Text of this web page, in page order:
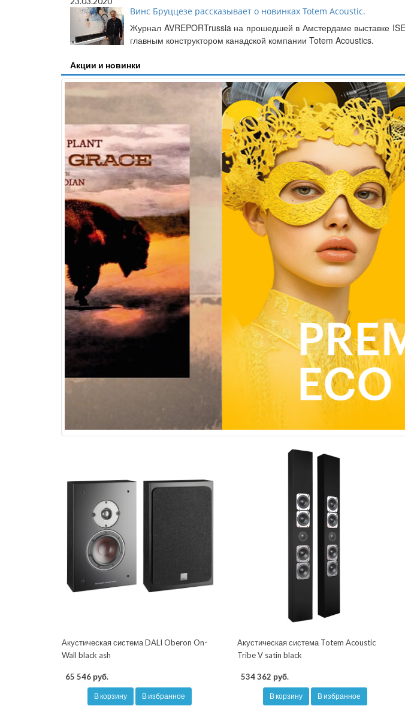
Винс Бруццезе рассказывает о новинках Totem Acoustic.
Журнал AVREPORTrussia на прошедшей в Амстердаме выставке
главным конструктором канадской компании Totem Acoustics.
Акции и новинки
Акустическая система DALI Oberon On-
Wall black ash
65 546 руб.
В корзину В избранное
Акустическая система Totem Acoustic
Tribe V satin black
534 362 руб.
В корзину В избранное